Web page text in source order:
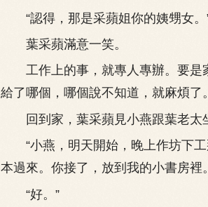
“認得，那是采蘋姐你的姨甥女。
葉采蘋滿意一笑。
工作上的事，就專人專辦。要是
給了哪個，哪個說不知道，就麻煩了。
回到家，葉采蘋見小燕跟葉老太
“小燕，明天開始，晚上作坊下工
本過來。你接了，放到我的小書房裡
“好。”